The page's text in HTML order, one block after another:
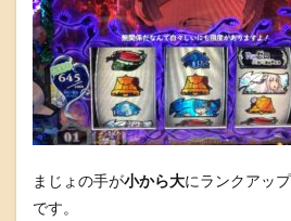
まじょの手が小から大にランクアッ
です。